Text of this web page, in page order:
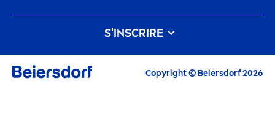
nivea-histoire
Carrières chez Beiersdorf
Notre philosophie
Contactez-nous
S'INSCRIRE
Tous les Highlights actuels, conseils de soin,
Copyright © Beiersdorf 2026